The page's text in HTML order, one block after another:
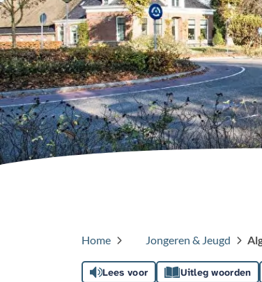
Home Jongeren & Jeugd
Lees voor Uitleg woorden